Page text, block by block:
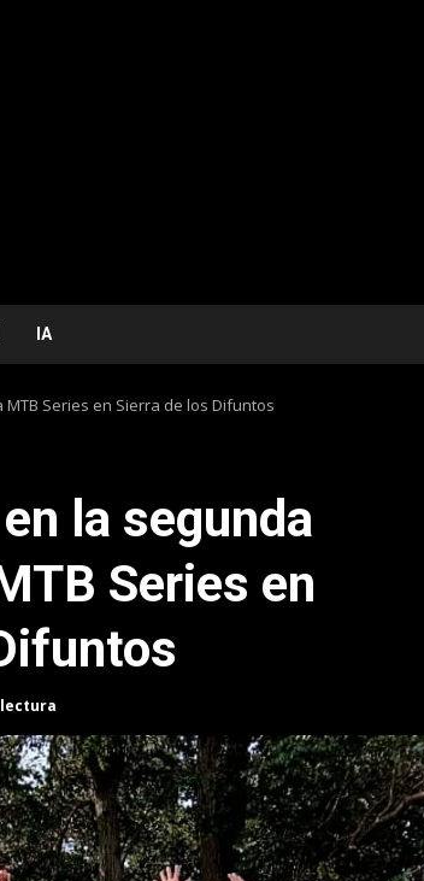
IA
Series en Sierra de los Difuntos
la segunda
Series en